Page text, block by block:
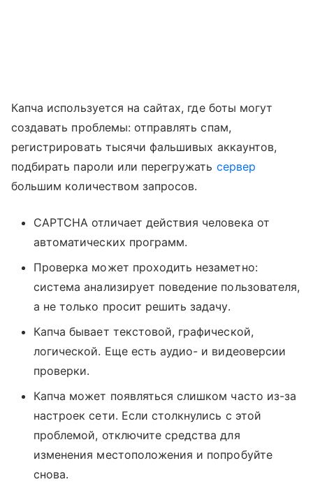
Капча используется на сайтах, где боты могут
создавать проблемы: отправлять спам,
регистрировать тысячи фальшивых аккаунтов,
подбирать пароли или перегружать сервер
большим количеством запросов.
CAPTCHA отличает действия человека от
автоматических программ.
Проверка может проходить незаметно:
система анализирует поведение пользователя,
а не только просит решить задачу.
Капча бывает текстовой, графической,
логической. Еще есть аудио- и видеоверсии
проверки.
Капча может появляться слишком часто из-за
настроек сети. Если столкнулись с этой
проблемой, отключите средства для
изменения местоположения и попробуйте
снова.